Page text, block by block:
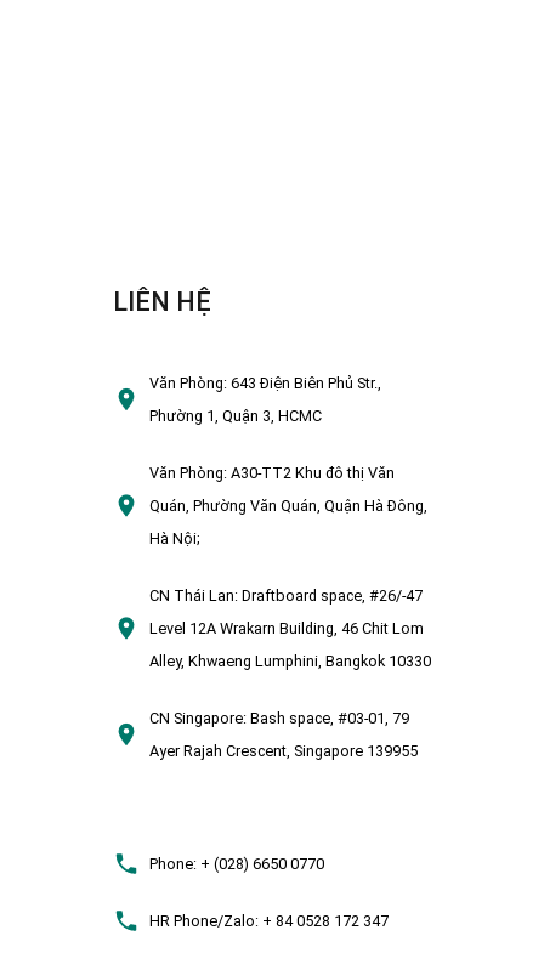
LIÊN HỆ
Văn Phòng:643 Điện Biên Phủ Str.,
Phường 1, Quận 3, HCMC
Văn Phòng:A30-TT2 Khu đô thị Văn
Quán, Phường Văn Quán, Quận Hà Đông,
Hà Nội;
CN Thái Lan: Draftboard space, #26/-47
Level 12A Wrakarn Building, 46 Chit Lom
Alley, Khwaeng Lumphini, Bangkok 10330
CN Singapore: Bash space, #03-01, 79
Ayer Rajah Crescent, Singapore 139955
Phone:+ (028) 6650 0770
HR Phone/Zalo:+ 84 0528 172 347